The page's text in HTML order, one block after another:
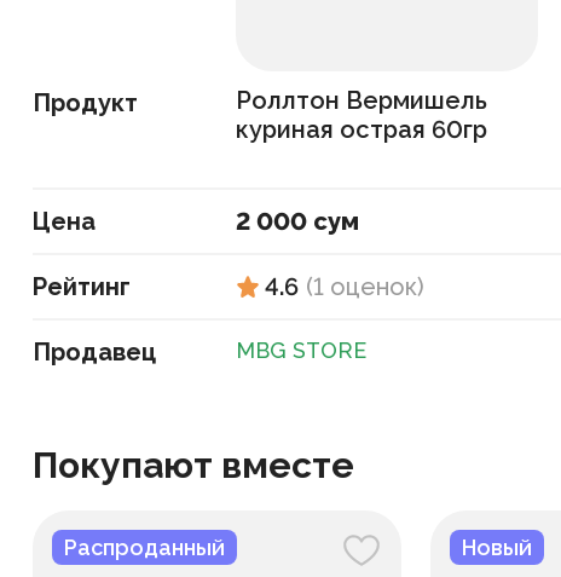
Продукт
Цена
Рейтинг
Продавец
Роллтон Вермишель
куриная острая 60гр
2 000 сум
4.6 (1 оценок)
MBG STORE
Покупают вместе
Распроданный Новый